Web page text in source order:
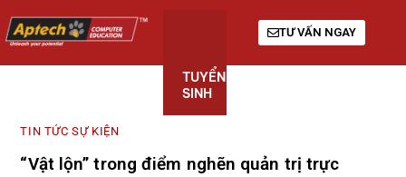
TUYỂN
SINH
TƯ VẤN NGAY
TIN TỨC SỰ KIỆN
“Vật lộn” trong điểm nghẽn quản trị trực